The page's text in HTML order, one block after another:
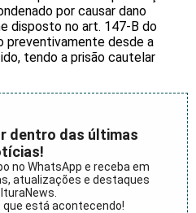
por causar dano
disposto no art. 147-B do
preventivamente desde a
tendo a prisão cautelar
dentro das últimas
no WhatsApp e receba em
atualizações e destaques
que está acontecendo!